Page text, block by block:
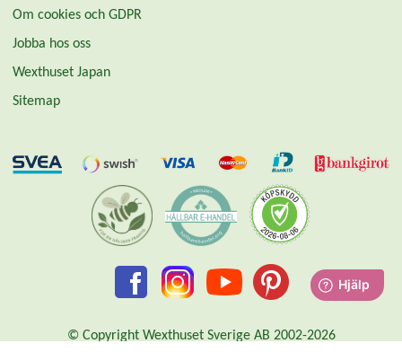
Om cookies och GDPR
Jobba hos oss
Wexthuset Japan
Sitemap
© Copyright Wexthuset Sverige AB 2002-2026